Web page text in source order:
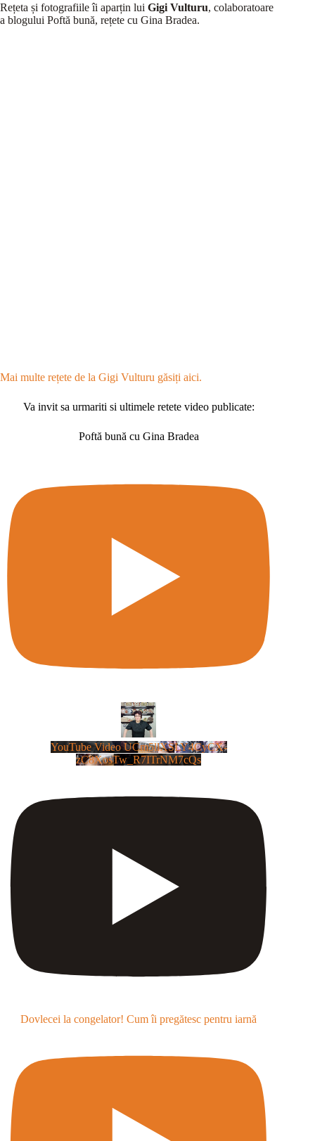
Rețeta și fotografiile îi aparțin lui Gigi Vulturu, colaboratoare
a blogului Poftă bună, rețete cu Gina Bradea.
Mai multe rețete de la Gigi Vulturu găsiți aici.
Va invit sa urmariti si ultimele retete video publicate:
Poftă bună cu Gina Bradea
YouTube Video UCm5llXSLY4CyCX-
zC8XosTw_R7ITrNM7cQs
Dovlecei la congelator! Cum îi pregătesc pentru iarnă